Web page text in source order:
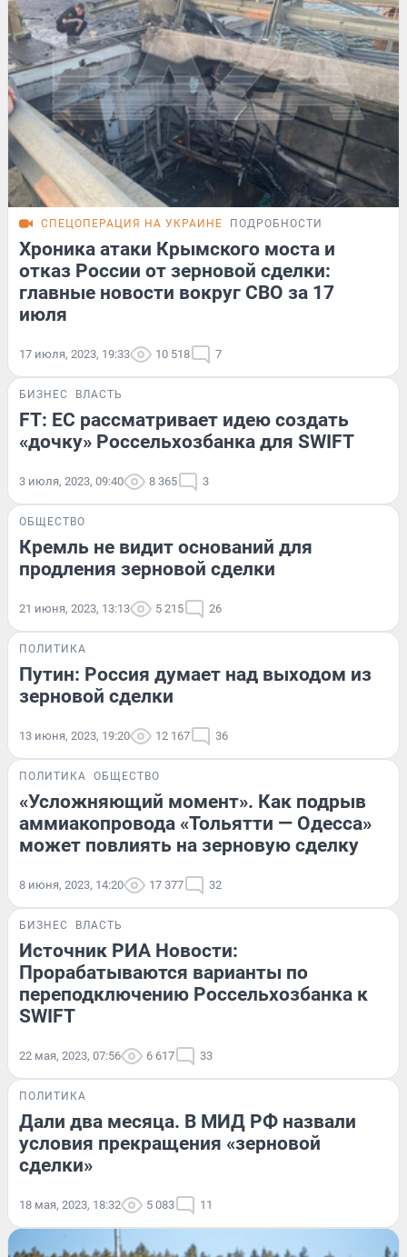
СПЕЦОПЕРАЦИЯ НА УКРАИНЕ ПОДРОБНОСТИ
Хроника атаки Крымского моста и
отказ России от зерновой сделки:
главные новости вокруг СВО за 17
июля
17 июля, 2023, 19:33 10 518 7
БИЗНЕС ВЛАСТЬ
FT: ЕС рассматривает идею создать
«дочку» Россельхозбанка для SWIFT
3 июля, 2023, 09:40 8 365 3
ОБЩЕСТВО
Кремль не видит оснований для
продления зерновой сделки
21 июня, 2023, 13:13 5 215 26
ПОЛИТИКА
Путин: Россия думает над выходом из
зерновой сделки
13 июня, 2023, 19:20 12 167 36
ПОЛИТИКА ОБЩЕСТВО
«Усложняющий момент». Как подрыв
аммиакопровода «Тольятти — Одесса»
может повлиять на зерновую сделку
8 июня, 2023, 14:20 17 377 32
БИЗНЕС ВЛАСТЬ
Источник РИА Новости:
Прорабатываются варианты по
переподключению Россельхозбанка к
SWIFT
22 мая, 2023, 07:56 6 617 33
ПОЛИТИКА
Дали два месяца. В МИД РФ назвали
условия прекращения «зерновой
сделки»
18 мая, 2023, 18:32 5 083 11